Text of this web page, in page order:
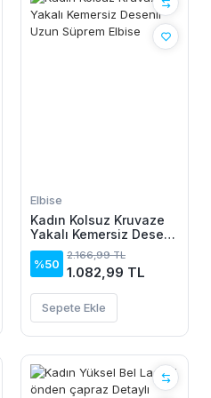
Elbise
Kadın Kolsuz Kruvaze
Yakalı Kemersiz Desenli
Uzun Süprem Elbise
%50
2.166,99 TL
1.082,99 TL
Sepete Ekle